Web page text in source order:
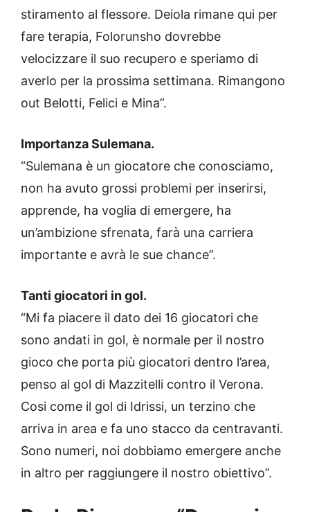
stiramento al flessore. Deiola rimane qui per
fare terapia, Folorunsho dovrebbe
velocizzare il suo recupero e speriamo di
averlo per la prossima settimana. Rimangono
out Belotti, Felici e Mina”.
Importanza Sulemana.
“Sulemana è un giocatore che conosciamo,
non ha avuto grossi problemi per inserirsi,
apprende, ha voglia di emergere, ha
un’ambizione sfrenata, farà una carriera
importante e avrà le sue chance”.
Tanti giocatori in gol.
“Mi fa piacere il dato dei 16 giocatori che
sono andati in gol, è normale per il nostro
gioco che porta più giocatori dentro l’area,
penso al gol di Mazzitelli contro il Verona.
Cosi come il gol di Idrissi, un terzino che
arriva in area e fa uno stacco da centravanti.
Sono numeri, noi dobbiamo emergere anche
in altro per raggiungere il nostro obiettivo”.